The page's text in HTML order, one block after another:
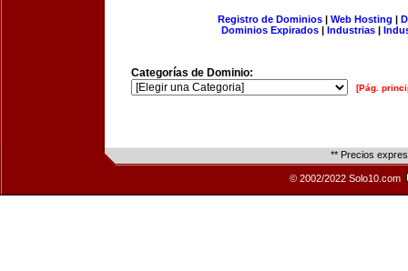
Registro de Dominios| Web Hosting |
Dominios Expirados | Industrias |
Categorías de Dominio:
[Pág.
** Precios
© 2002/2022 Solo10.com